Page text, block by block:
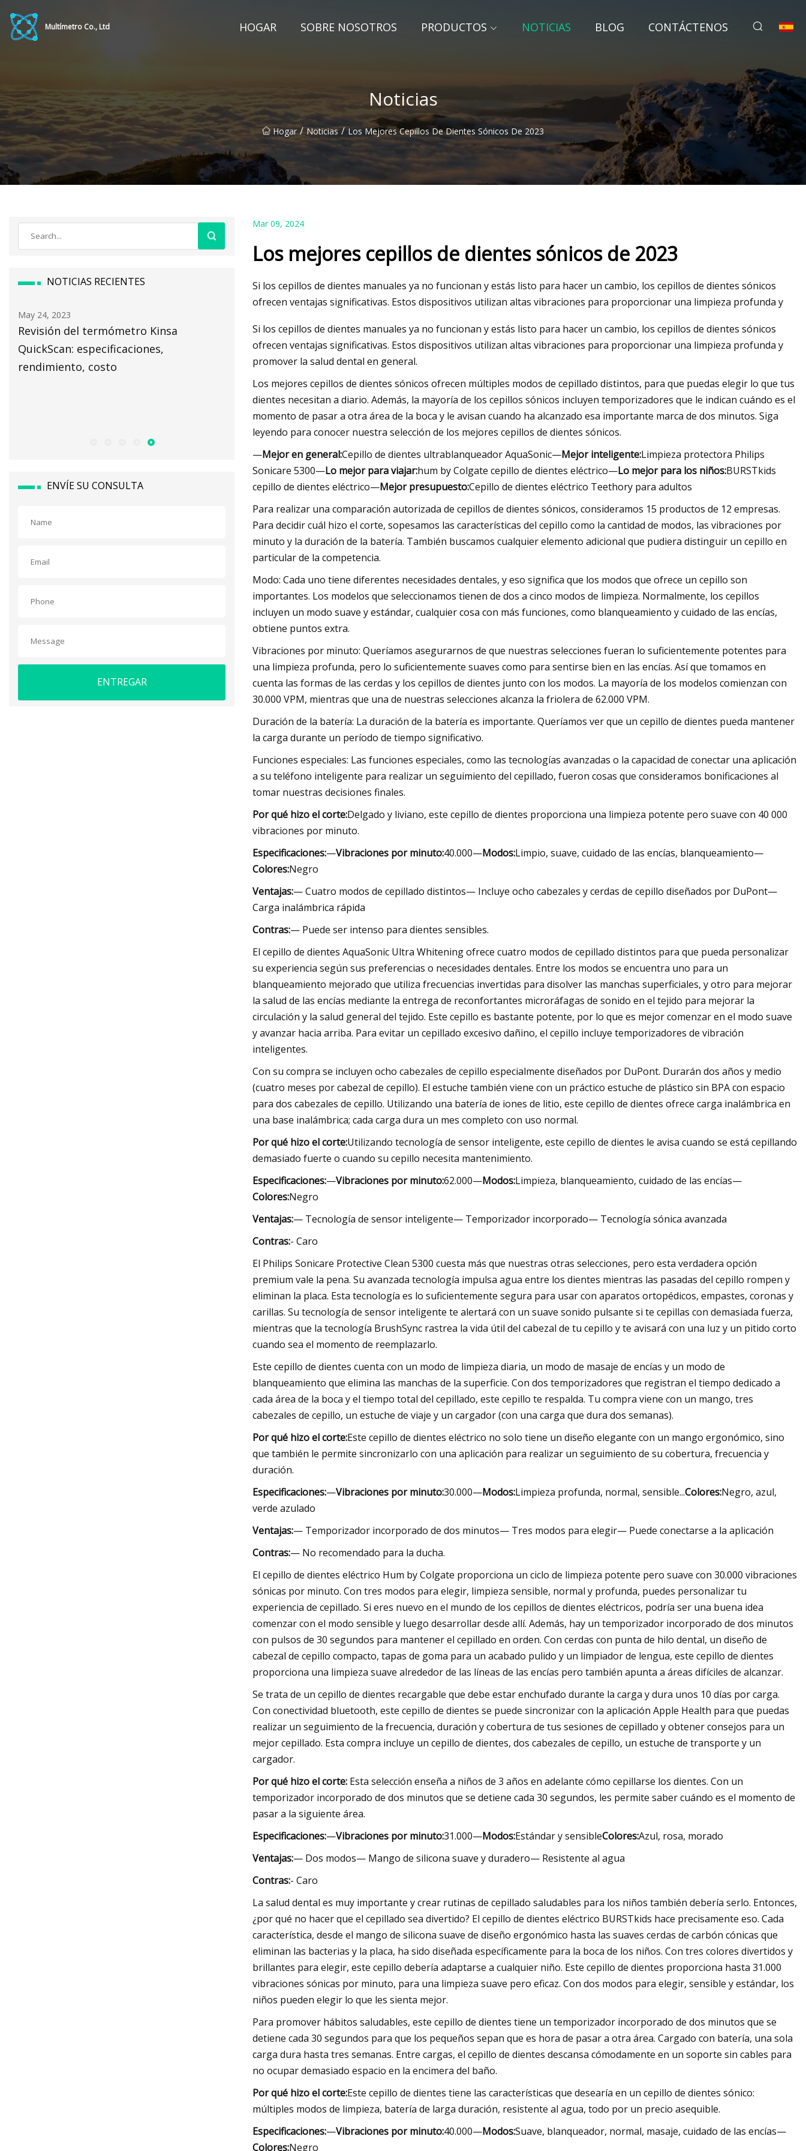
Multímetro Co., Ltd HOGAR SOBRE NOSOTROS PRODUCTOS NOTICIAS BLOG CONTÁCTENOS
Noticias
Hogar / Noticias / Los Mejores Cepillos De Dientes Sónicos De 2023
NOTICIAS RECIENTES
May 24, 2023
Revisión del termómetro Kinsa
QuickScan: especificaciones,
rendimiento, costo
Termómetro MEATER
ENVÍE SU CONSULTA
ENTREGAR
Mar 09, 2024
Los mejores cepillos de dientes sónicos de 2023
Si los cepillos de dientes manuales ya no funcionan y estás listo para hacer un cambio, los cepillos de dientes sónicos
ofrecen ventajas significativas. Estos dispositivos utilizan altas vibraciones para proporcionar una limpieza profunda y
Si los cepillos de dientes manuales ya no funcionan y estás listo para hacer un cambio, los cepillos de dientes sónicos
ofrecen ventajas significativas. Estos dispositivos utilizan altas vibraciones para proporcionar una limpieza profunda y
promover la salud dental en general.
Los mejores cepillos de dientes sónicos ofrecen múltiples modos de cepillado distintos, para que puedas elegir lo que tus
dientes necesitan a diario. Además, la mayoría de los cepillos sónicos incluyen temporizadores que le indican cuándo es el
momento de pasar a otra área de la boca y le avisan cuando ha alcanzado esa importante marca de dos minutos. Siga
leyendo para conocer nuestra selección de los mejores cepillos de dientes sónicos.
—Mejor en general:Cepillo de dientes ultrablanqueador AquaSonic—Mejor inteligente:Limpieza protectora Philips
Sonicare 5300—Lo mejor para viajar:hum by Colgate cepillo de dientes eléctrico—Lo mejor para los niños:BURSTkids
cepillo de dientes eléctrico—Mejor presupuesto:Cepillo de dientes eléctrico Teethory para adultos
Para realizar una comparación autorizada de cepillos de dientes sónicos, consideramos 15 productos de 12 empresas.
Para decidir cuál hizo el corte, sopesamos las características del cepillo como la cantidad de modos, las vibraciones por
minuto y la duración de la batería. También buscamos cualquier elemento adicional que pudiera distinguir un cepillo en
particular de la competencia.
Modo: Cada uno tiene diferentes necesidades dentales, y eso significa que los modos que ofrece un cepillo son
importantes. Los modelos que seleccionamos tienen de dos a cinco modos de limpieza. Normalmente, los cepillos
incluyen un modo suave y estándar, cualquier cosa con más funciones, como blanqueamiento y cuidado de las encías,
obtiene puntos extra.
Vibraciones por minuto: Queríamos asegurarnos de que nuestras selecciones fueran lo suficientemente potentes para
una limpieza profunda, pero lo suficientemente suaves como para sentirse bien en las encías. Así que tomamos en
cuenta las formas de las cerdas y los cepillos de dientes junto con los modos. La mayoría de los modelos comienzan con
30.000 VPM, mientras que una de nuestras selecciones alcanza la friolera de 62.000 VPM.
Duración de la batería: La duración de la batería es importante. Queríamos ver que un cepillo de dientes pueda mantener
la carga durante un período de tiempo significativo.
Funciones especiales: Las funciones especiales, como las tecnologías avanzadas o la capacidad de conectar una aplicación
a su teléfono inteligente para realizar un seguimiento del cepillado, fueron cosas que consideramos bonificaciones al
tomar nuestras decisiones finales.
Por qué hizo el corte:Delgado y liviano, este cepillo de dientes proporciona una limpieza potente pero suave con 40 000
vibraciones por minuto.
Especificaciones:—Vibraciones por minuto:40.000—Modos:Limpio, suave, cuidado de las encías, blanqueamiento—
Colores:Negro
Ventajas:— Cuatro modos de cepillado distintos— Incluye ocho cabezales y cerdas de cepillo diseñados por DuPont—
Carga inalámbrica rápida
Contras:— Puede ser intenso para dientes sensibles.
El cepillo de dientes AquaSonic Ultra Whitening ofrece cuatro modos de cepillado distintos para que pueda personalizar
su experiencia según sus preferencias o necesidades dentales. Entre los modos se encuentra uno para un
blanqueamiento mejorado que utiliza frecuencias invertidas para disolver las manchas superficiales, y otro para mejorar
la salud de las encías mediante la entrega de reconfortantes microráfagas de sonido en el tejido para mejorar la
circulación y la salud general del tejido. Este cepillo es bastante potente, por lo que es mejor comenzar en el modo suave
y avanzar hacia arriba. Para evitar un cepillado excesivo dañino, el cepillo incluye temporizadores de vibración
inteligentes.
Con su compra se incluyen ocho cabezales de cepillo especialmente diseñados por DuPont. Durarán dos años y medio
(cuatro meses por cabezal de cepillo). El estuche también viene con un práctico estuche de plástico sin BPA con espacio
para dos cabezales de cepillo. Utilizando una batería de iones de litio, este cepillo de dientes ofrece carga inalámbrica en
una base inalámbrica; cada carga dura un mes completo con uso normal.
Por qué hizo el corte:Utilizando tecnología de sensor inteligente, este cepillo de dientes le avisa cuando se está cepillando
demasiado fuerte o cuando su cepillo necesita mantenimiento.
Especificaciones:—Vibraciones por minuto:62.000—Modos:Limpieza, blanqueamiento, cuidado de las encías—
Colores:Negro
Ventajas:— Tecnología de sensor inteligente— Temporizador incorporado— Tecnología sónica avanzada
Contras:- Caro
El Philips Sonicare Protective Clean 5300 cuesta más que nuestras otras selecciones, pero esta verdadera opción
premium vale la pena. Su avanzada tecnología impulsa agua entre los dientes mientras las pasadas del cepillo rompen y
eliminan la placa. Esta tecnología es lo suficientemente segura para usar con aparatos ortopédicos, empastes, coronas y
carillas. Su tecnología de sensor inteligente te alertará con un suave sonido pulsante si te cepillas con demasiada fuerza,
mientras que la tecnología BrushSync rastrea la vida útil del cabezal de tu cepillo y te avisará con una luz y un pitido corto
cuando sea el momento de reemplazarlo.
Este cepillo de dientes cuenta con un modo de limpieza diaria, un modo de masaje de encías y un modo de
blanqueamiento que elimina las manchas de la superficie. Con dos temporizadores que registran el tiempo dedicado a
cada área de la boca y el tiempo total del cepillado, este cepillo te respalda. Tu compra viene con un mango, tres
cabezales de cepillo, un estuche de viaje y un cargador (con una carga que dura dos semanas).
Por qué hizo el corte:Este cepillo de dientes eléctrico no solo tiene un diseño elegante con un mango ergonómico, sino
que también le permite sincronizarlo con una aplicación para realizar un seguimiento de su cobertura, frecuencia y
duración.
Especificaciones:—Vibraciones por minuto:30.000—Modos:Limpieza profunda, normal, sensible...Colores:Negro, azul,
verde azulado
Ventajas:— Temporizador incorporado de dos minutos— Tres modos para elegir— Puede conectarse a la aplicación
Contras:— No recomendado para la ducha.
El cepillo de dientes eléctrico Hum by Colgate proporciona un ciclo de limpieza potente pero suave con 30.000 vibraciones
sónicas por minuto. Con tres modos para elegir, limpieza sensible, normal y profunda, puedes personalizar tu
experiencia de cepillado. Si eres nuevo en el mundo de los cepillos de dientes eléctricos, podría ser una buena idea
comenzar con el modo sensible y luego desarrollar desde allí. Además, hay un temporizador incorporado de dos minutos
con pulsos de 30 segundos para mantener el cepillado en orden. Con cerdas con punta de hilo dental, un diseño de
cabezal de cepillo compacto, tapas de goma para un acabado pulido y un limpiador de lengua, este cepillo de dientes
proporciona una limpieza suave alrededor de las líneas de las encías pero también apunta a áreas difíciles de alcanzar.
Se trata de un cepillo de dientes recargable que debe estar enchufado durante la carga y dura unos 10 días por carga.
Con conectividad bluetooth, este cepillo de dientes se puede sincronizar con la aplicación Apple Health para que puedas
realizar un seguimiento de la frecuencia, duración y cobertura de tus sesiones de cepillado y obtener consejos para un
mejor cepillado. Esta compra incluye un cepillo de dientes, dos cabezales de cepillo, un estuche de transporte y un
cargador.
Por qué hizo el corte: Esta selección enseña a niños de 3 años en adelante cómo cepillarse los dientes. Con un
temporizador incorporado de dos minutos que se detiene cada 30 segundos, les permite saber cuándo es el momento de
pasar a la siguiente área.
Especificaciones:—Vibraciones por minuto:31.000—Modos:Estándar y sensibleColores:Azul, rosa, morado
Ventajas:— Dos modos— Mango de silicona suave y duradero— Resistente al agua
Contras:- Caro
La salud dental es muy importante y crear rutinas de cepillado saludables para los niños también debería serlo. Entonces,
¿por qué no hacer que el cepillado sea divertido? El cepillo de dientes eléctrico BURSTkids hace precisamente eso. Cada
característica, desde el mango de silicona suave de diseño ergonómico hasta las suaves cerdas de carbón cónicas que
eliminan las bacterias y la placa, ha sido diseñada específicamente para la boca de los niños. Con tres colores divertidos y
brillantes para elegir, este cepillo debería adaptarse a cualquier niño. Este cepillo de dientes proporciona hasta 31.000
vibraciones sónicas por minuto, para una limpieza suave pero eficaz. Con dos modos para elegir, sensible y estándar, los
niños pueden elegir lo que les sienta mejor.
Para promover hábitos saludables, este cepillo de dientes tiene un temporizador incorporado de dos minutos que se
detiene cada 30 segundos para que los pequeños sepan que es hora de pasar a otra área. Cargado con batería, una sola
carga dura hasta tres semanas. Entre cargas, el cepillo de dientes descansa cómodamente en un soporte sin cables para
no ocupar demasiado espacio en la encimera del baño.
Por qué hizo el corte:Este cepillo de dientes tiene las características que desearía en un cepillo de dientes sónico:
múltiples modos de limpieza, batería de larga duración, resistente al agua, todo por un precio asequible.
Especificaciones:—Vibraciones por minuto:40.000—Modos:Suave, blanqueador, normal, masaje, cuidado de las encías—
Colores:Negro